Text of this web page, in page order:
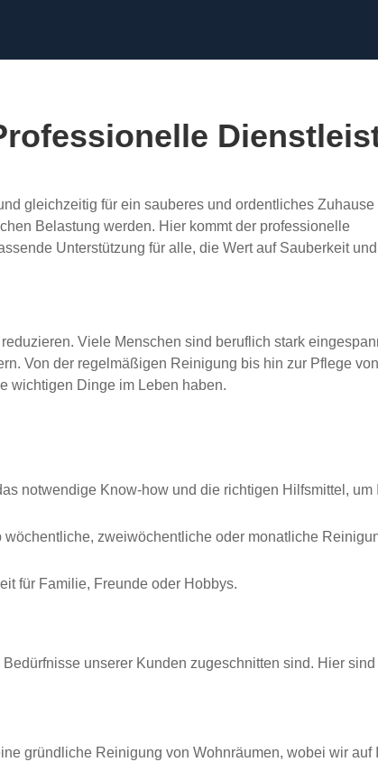
gleichzeitig für ein sauberes und ordentliches Zuhause
Belastung werden. Hier kommt der professionelle
Unterstützung für alle, die Wert auf Sauberkeit
Viele Menschen sind beruflich stark
Von der regelmäßigen Reinigung bis hin zur Pflege
wichtigen Dinge im Leben haben.
notwendige Know-how und die richtigen Hilfsmittel, um
zweiwöchentliche oder monatliche
für Familie, Freunde oder Hobbys.
unserer Kunden zugeschnitten sind. Hier
gründliche Reinigung von Wohnräumen, wobei wir auf